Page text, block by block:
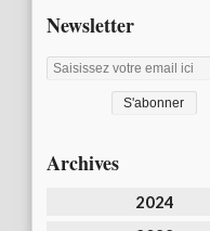
Newsletter
Archives
2024